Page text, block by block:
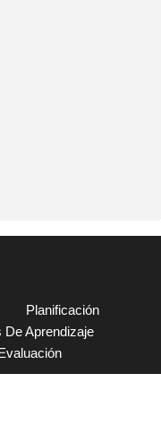
Planificación
De Aprendizaje